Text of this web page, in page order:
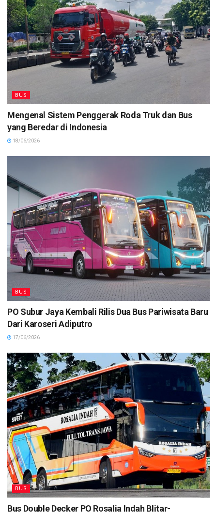
BUS
Mengenal Sistem Penggerak Roda Truk dan Bus
yang Beredar di Indonesia
18/06/2026
BUS
PO Subur Jaya Kembali Rilis Dua Bus Pariwisata Baru
Dari Karoseri Adiputro
17/06/2026
BUS
Bus Double Decker PO Rosalia Indah Blitar-